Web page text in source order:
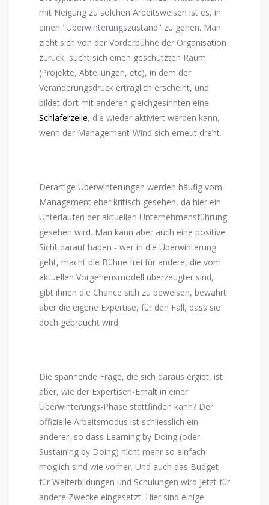
mit Neigung zu solchen Arbeitsweisen ist es, in
einen "Überwinterungszustand" zu gehen. Man
zieht sich von der Vorderbühne der Organisation
zurück, sucht sich einen geschützten Raum
(Projekte, Abteilungen, etc), in dem der
Veränderungsdruck erträglich erscheint, und
bildet dort mit anderen gleichgesinnten eine
Schläferzelle, die wieder aktiviert werden kann,
wenn der Management-Wind sich erneut dreht.
Derartige Überwinterungen werden häufig vom
Management eher kritisch gesehen, da hier ein
Unterlaufen der aktuellen Unternehmensführung
gesehen wird. Man kann aber auch eine positive
Sicht darauf haben - wer in die Überwinterung
geht, macht die Bühne frei für andere, die vom
aktuellen Vorgehensmodell überzeugter sind,
gibt ihnen die Chance sich zu beweisen, bewahrt
aber die eigene Expertise, für den Fall, dass sie
doch gebraucht wird.
Die spannende Frage, die sich daraus ergibt, ist
aber, wie der Expertisen-Erhalt in einer
Überwinterungs-Phase stattfinden kann? Der
offizielle Arbeitsmodus ist schliesslich ein
anderer, so dass Learning by Doing (oder
Sustaining by Doing) nicht mehr so einfach
möglich sind wie vorher. Und auch das Budget
für Weiterbildungen und Schulungen wird jetzt für
andere Zwecke eingesetzt. Hier sind einige